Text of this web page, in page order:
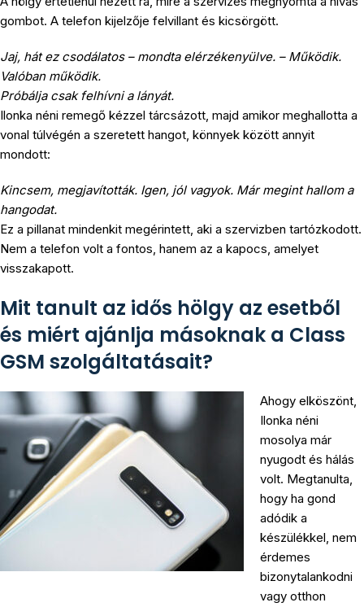
gombot. A telefon kijelzője felvillant és kicsörgött.
Jaj, hát ez csodálatos – mondta elérzékenyülve. – Működik.
Valóban működik.
Próbálja csak felhívni a lányát.
Ilonka néni remegő kézzel tárcsázott, majd amikor meghallotta a
vonal túlvégén a szeretett hangot, könnyek között annyit
mondott:
Kincsem, megjavították. Igen, jól vagyok. Már megint hallom a
hangodat.
Ez a pillanat mindenkit megérintett, aki a szervizben tartózkodott.
Nem a telefon volt a fontos, hanem az a kapocs, amelyet
visszakapott.
Mit tanult az idős hölgy az esetből
és miért ajánlja másoknak a Class
GSM szolgáltatásait?
Ahogy elköszönt,
Ilonka néni
mosolya már
nyugodt és hálás
volt. Megtanulta,
hogy ha gond
adódik a
készülékkel, nem
érdemes
bizonytalankodni
vagy otthon